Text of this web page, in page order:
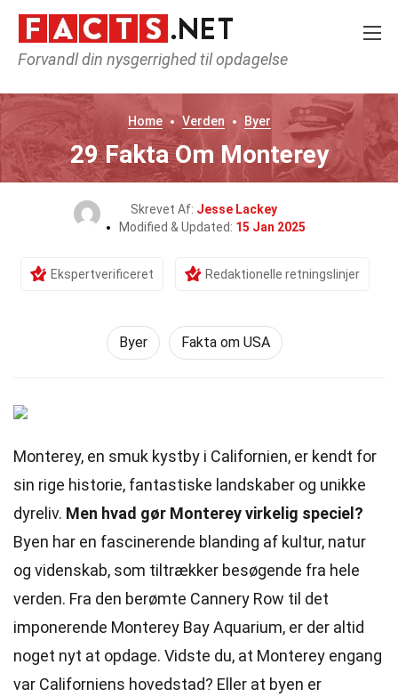
Forvandl din nysgerrighed til opdagelse
Home Verden Byer
29 Fakta Om Monterey
Skrevet Af: Jesse Lackey
Modified & Updated: 15 Jan 2025
Ekspertverificeret Redaktionelle retningslinjer
Byer Fakta om USA
Monterey, en smuk kystby i Californien, er kendt for
sin rige historie, fantastiske landskaber og unikke
dyreliv. Men hvad gør Monterey virkelig speciel?
Byen har en fascinerende blanding af kultur, natur
og videnskab, som tiltrækker besøgende fra hele
verden. Fra den berømte Cannery Row til det
imponerende Monterey Bay Aquarium, er der altid
noget nyt at opdage. Vidste du, at Monterey engang
var Californiens hovedstad? Eller at byen er